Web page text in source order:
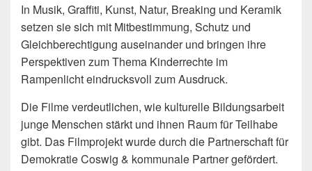
In Musik, Graffiti, Kunst, Natur, Breaking und Keramik
setzen sie sich mit Mitbestimmung, Schutz und
Gleichberechtigung auseinander und bringen ihre
Perspektiven zum Thema Kinderrechte im
Rampenlicht eindrucksvoll zum Ausdruck.
Die Filme verdeutlichen, wie kulturelle Bildungsarbeit
junge Menschen stärkt und ihnen Raum für Teilhabe
gibt. Das Filmprojekt wurde durch die Partnerschaft für
Demokratie Coswig & kommunale Partner gefördert.